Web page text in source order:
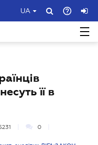
UA
її в
0